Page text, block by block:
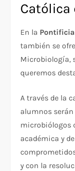
Católica
En la
también se
Microbiología,
queremos
A través de la
alumnos
microbiólogos
académica y
y con la